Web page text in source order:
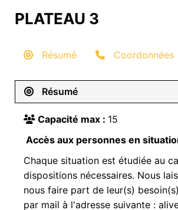
PLATEAU 3
Résumé Coordonnées
Résumé
Capacité max : 15
Accès aux personnes en
Chaque situation est étudiée au
dispositions nécessaires. Nous
nous faire part de leur(s)
par mail à l'adresse suivante :